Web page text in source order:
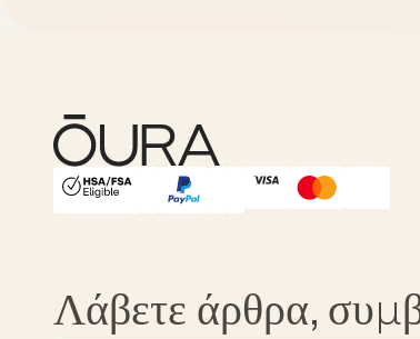
HSA/FSA Eligible
Affirm
Λάβετε άρθρα,